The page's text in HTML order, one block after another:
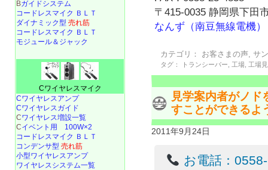
〒415-0035 静岡県下田
なんず（南豆無線電機）
カテゴリ： お客さまの声 ,サ
タグ： トランシーバー 工場 工場
見学案内者がノド
すことができるよ
2011年9月24日
お電話：
Bガイドシステム
コードレスマイク ＢＬＴ
ダイナミック型 売れ筋
コードレスマイク ＢＬＴ
モジュール＆ジャック
Cワイヤレスマイク
Cワイヤレスアンプ
Cワイヤレスガイド
Cワイヤレス増設一覧
Cイベント用 100W×2
コードレスマイク ＢＬＴ
コンデンサ型 売れ筋
小型ワイヤレスアンプ
ワイヤレスシステム一覧